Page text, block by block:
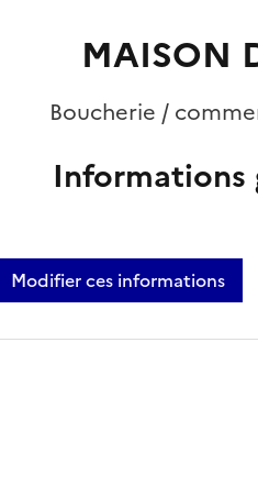
MAISON
Boucherie /
Informations
Modifier ces informations